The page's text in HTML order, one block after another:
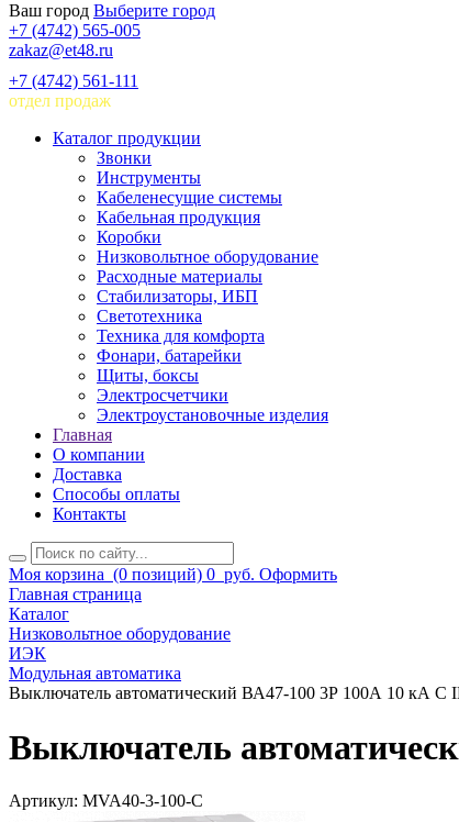
Ваш город Выберите город
+7 (4742) 565-005
zakaz@et48.ru
+7 (4742) 561-111
отдел продаж
Каталог продукции
Звонки
Инструменты
Кабеленесущие системы
Кабельная продукция
Коробки
Низковольтное оборудование
Расходные материалы
Стабилизаторы, ИБП
Светотехника
Техника для комфорта
Фонари, батарейки
Щиты, боксы
Электросчетчики
Электроустановочные изделия
Главная
О компании
Доставка
Способы оплаты
Контакты
Моя корзина (0 позиций) 0 руб. Оформить
Главная страница
Каталог
Низковольтное оборудование
ИЭК
Модульная автоматика
Выключатель автоматический ВА47-100 3Р 100А 10 кА С
Выключатель
Артикул: MVA40-3-100-C